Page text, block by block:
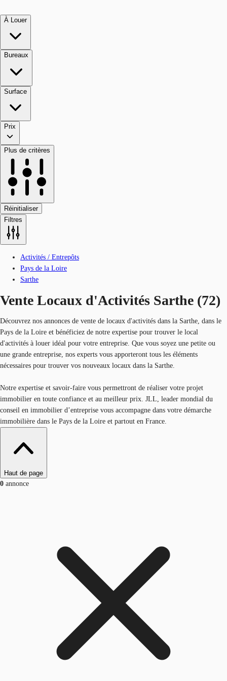
À Louer
Bureaux
Surface
Prix
Plus de critères
Réinitialiser
Filtres
Activités / Entrepôts
Pays de la Loire
Sarthe
Vente Locaux d'Activités Sarthe (72)
Découvrez nos annonces de vente de locaux d'activités dans la Sarthe, dans le
Pays de la Loire et bénéficiez de notre expertise pour trouver le local
d'activités à louer idéal pour votre entreprise. Que vous soyez une petite ou
une grande entreprise, nos experts vous apporteront tous les éléments
nécessaires pour trouver vos nouveaux locaux dans la Sarthe.
Notre expertise et savoir-faire vous permettront de réaliser votre projet
immobilier en toute confiance et au meilleur prix. JLL, leader mondial du
conseil en immobilier d’entreprise vous accompagne dans votre démarche
immobilière dans le Pays de la Loire et partout en France.
Haut de page
0 annonce